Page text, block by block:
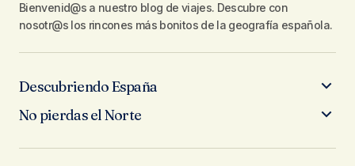
Bienvenid@s a nuestro blog de viajes. Descubre con
nosotr@s los rincones más bonitos de la geografía española.
Descubriendo España
No pierdas el Norte